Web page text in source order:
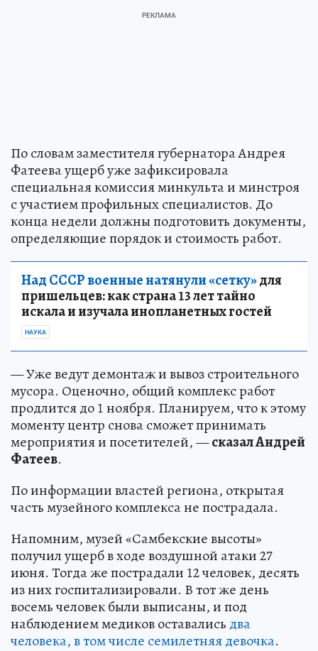
По словам заместителя губернатора Андрея
Фатеева ущерб уже зафиксировала
специальная комиссия минкульта и минстроя
с участием профильных специалистов. До
конца недели должны подготовить документы,
определяющие порядок и стоимость работ.
Над СССР военные натянули «сетку»для
пришельцев: как страна 13 лет тайно
искала и изучала инопланетных гостей
НАУКА
— Уже ведут демонтаж и вывоз строительного
мусора. Оценочно, общий комплекс работ
продлится до 1 ноября. Планируем, что к этому
моменту центр снова сможет принимать
мероприятия и посетителей, —сказал Андрей
Фатеев.
По информации властей региона, открытая
часть музейного комплекса не пострадала.
Напомним, музей «Самбекские высоты»
получил ущерб в ходе воздушной атаки 27
июня. Тогда же пострадали 12 человек, десять
из них госпитализировали. В тот же день
восемь человек были выписаны, и под
наблюдением медиков оставались два
человека, в том числе семилетняя девочка.